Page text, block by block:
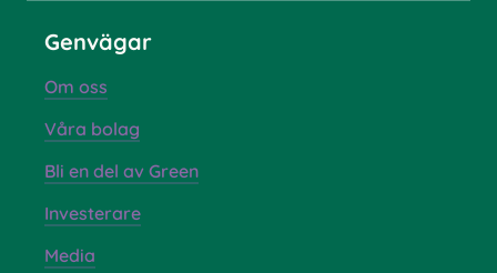
Genvägar
Om oss
Våra bolag
Bli en del av Green
Investerare
Media